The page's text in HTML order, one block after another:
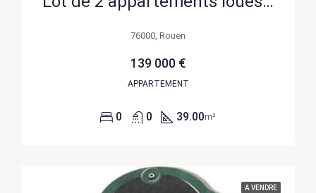
76000, Rouen
139 000 €
APPARTEMENT
0 0 39.00m²
A VENDRE